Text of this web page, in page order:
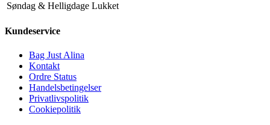
Søndag & Helligdage Lukket
Kundeservice
Bag Just Alina
Kontakt
Ordre Status
Handelsbetingelser
Privatlivspolitik
Cookiepolitik